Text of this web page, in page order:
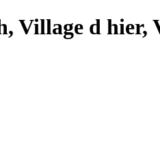
Village d